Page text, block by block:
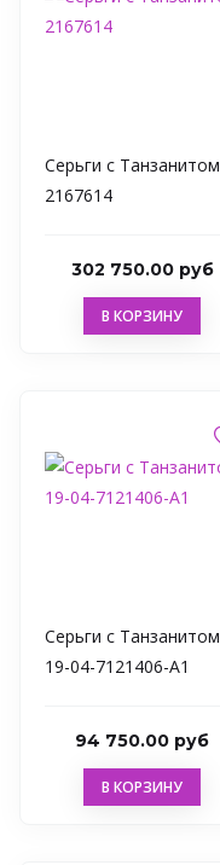
Серьги с Танзанитом
2167614
302 750.00 руб
В КОРЗИНУ
Серьги с Танзанитом
19-04-7121406-A1
94 750.00 руб
В КОРЗИНУ